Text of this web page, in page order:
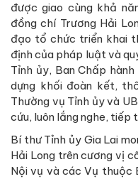
được giao cùng khả
đồng chí Trương Hải
đạo tổ chức triển khai
định của pháp luật và
Tỉnh ủy, Ban Chấp
dựng khối đoàn kết,
Thường vụ Tỉnh ủy và
cứu, luôn lắng nghe, tiếp
Bí thư Tỉnh ủy Gia Lai
Hải Long trên cương vị
Nội vụ và các Vụ